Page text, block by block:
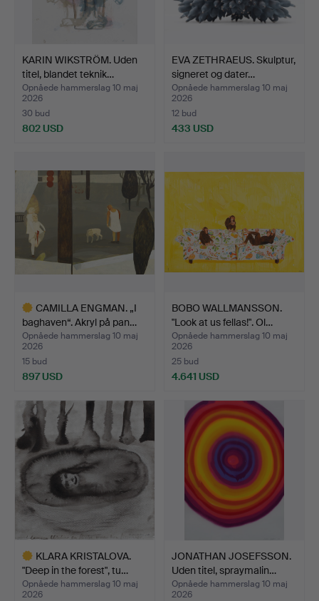
KARIN WIKSTRÖM. Uden
titel, blandet teknik…
Opnåede hammerslag 10 maj
2026
30 bud
802 USD
EVA ZETHRAEUS. Skulptur,
signeret og dater…
Opnåede hammerslag 10 maj
2026
12 bud
433 USD
CAMILLA ENGMAN. „I
baghaven“. Akryl på pan…
Opnåede hammerslag 10 maj
2026
15 bud
897 USD
genstand
BOBO WALLMANSSON.
"Look at us fellas!". Ol…
Opnåede hammerslag 10 maj
2026
25 bud
4.641 USD
KLARA KRISTALOVA.
"Deep in the forest", tu…
Opnåede hammerslag 10 maj
2026
JONATHAN JOSEFSSON.
Uden titel, spraymalin…
Opnåede hammerslag 10 maj
2026